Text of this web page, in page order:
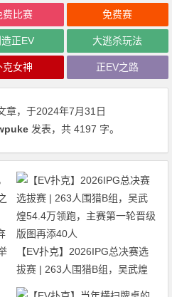
费比赛 免费赛
正EV 大逃杀玩法
克女神 正EV之路
章，于2024年7月31日
发表，共 4197 字。
【EV扑克】2026IPG总决赛选
拔赛 | 263人围猎B组，吴武煌
54.4万领跑，主赛第一轮晋级版